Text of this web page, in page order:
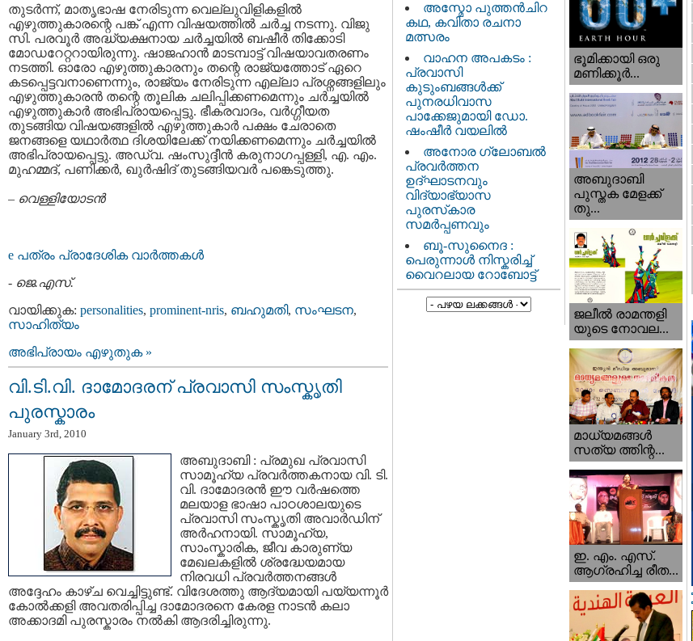
തുടര്‍ന്ന്, മാതൃഭാഷ നേരിടുന്ന വെല്ലുവിളികളില്‍
എഴുത്തുകാരന്റെ പങ്ക് എന്ന വിഷയത്തില്‍ ചര്‍ച്ച നടന്നു. വിജു
സി. പരവൂര്‍ അദ്ധ്യക്ഷനായ ചര്‍ച്ചയില്‍ ബഷീര്‍ തിക്കോടി
മോഡറേറ്ററായിരുന്നു. ഷാജഹാന്‍ മാടമ്പാട്ട് വിഷയാവതരണം
നടത്തി. ഓരോ എഴുത്തുകാരനും തന്റെ രാജ്യത്തോട് ഏറെ
കടപ്പെട്ടവനാണെന്നും, രാജ്യം നേരിടുന്ന എല്ലാ പ്രശ്നങ്ങളിലും
എഴുത്തുകാരന്‍ തന്റെ തൂലിക ചലിപ്പിക്കണമെന്നും ചര്‍ച്ചയില്‍
എഴുത്തുകാര്‍ അഭിപ്രായപ്പെട്ടു. ഭീകരവാദം, വര്‍ഗ്ഗീയത
തുടങ്ങിയ വിഷയങ്ങളില്‍ എഴുത്തുകാര്‍ പക്ഷം ചേരാതെ
ജനങ്ങളെ യഥാര്‍ത്ഥ ദിശയിലേക്ക് നയിക്കണമെന്നും ചര്‍ച്ചയില്‍
അഭിപ്രായപ്പെട്ടു. അഡ്വ. ഷംസുദ്ദീന്‍ കരുനാഗപ്പള്ളി, എ. എം.
മുഹമ്മദ്, പണിക്കര്‍, ഖുര്‍ഷിദ് തുടങ്ങിയവര്‍ പങ്കെടുത്തു.
– വെള്ളിയോടന്‍
e പത്രം പ്രാദേശിക വാര്‍ത്തകള്‍
- ജെ.എസ്.
വായിക്കുക: personalities, prominent-nris, ബഹുമതി, സംഘടന,
സാഹിത്യം
അഭിപ്രായം എഴുതുക »
വി.ടി.വി. ദാമോദരന് പ്രവാസി സംസ്കൃതി
പുരസ്കാരം
January 3rd, 2010
അബുദാബി : പ്രമുഖ പ്രവാസി
സാമൂഹ്യ പ്രവര്‍ത്തകനായ വി. ടി.
വി. ദാമോദരന്‍ ഈ വര്‍ഷത്തെ
മലയാള ഭാഷാ പാഠശാലയുടെ
പ്രവാസി സംസ്കൃതി അവാര്‍ഡിന്
അര്‍ഹനായി. സാമൂഹ്യ,
സാംസ്കാരിക, ജീവ കാരുണ്യ
മേഖലകളില്‍ ശ്രദ്ധേയമായ
നിരവധി പ്രവര്‍ത്തനങ്ങള്‍
അദ്ദേഹം കാഴ്ച വെച്ചിട്ടുണ്ട്. വിദേശത്തു ആദ്യമായി പയ്യന്നൂര്‍
കോല്‍ക്കളി അവതരിപ്പിച്ച ദാമോദരനെ കേരള നാടന്‍ കലാ
അക്കാദമി പുരസ്കാരം നല്‍കി ആദരിച്ചിരുന്നു.
അസ്മോ പുത്തൻചിറ
കഥ, കവിതാ രചനാ
മത്സരം
വാഹന അപകടം :
പ്രവാസി
കുടുംബങ്ങൾക്ക്
പുനരധിവാസ
പാക്കേജുമായി ഡോ.
ഷംഷീർ വയലിൽ
അനോര ഗ്ലോബൽ
പ്രവർത്തന
ഉദ്ഘാടനവും
വിദ്യാഭ്യാസ
പുരസ്‌കാര
സമർപ്പണവും
ബൂ-സുനൈദ :
പെരുന്നാൾ നിസ്കരിച്ച്
വൈറലായ റോബോട്ട്
ഭൂമിക്കായി ഒരു
മണിക്കൂര്‍...
അബുദാബി
പുസ്തക മേളക്ക്
തു...
ജലീല്‍ രാമന്തളി
യുടെ നോവല...
മാധ്യമങ്ങള്‍
സത്യ ത്തിന്റ...
ഇ. എം. എസ്.
ആഗ്രഹിച്ച രീത...